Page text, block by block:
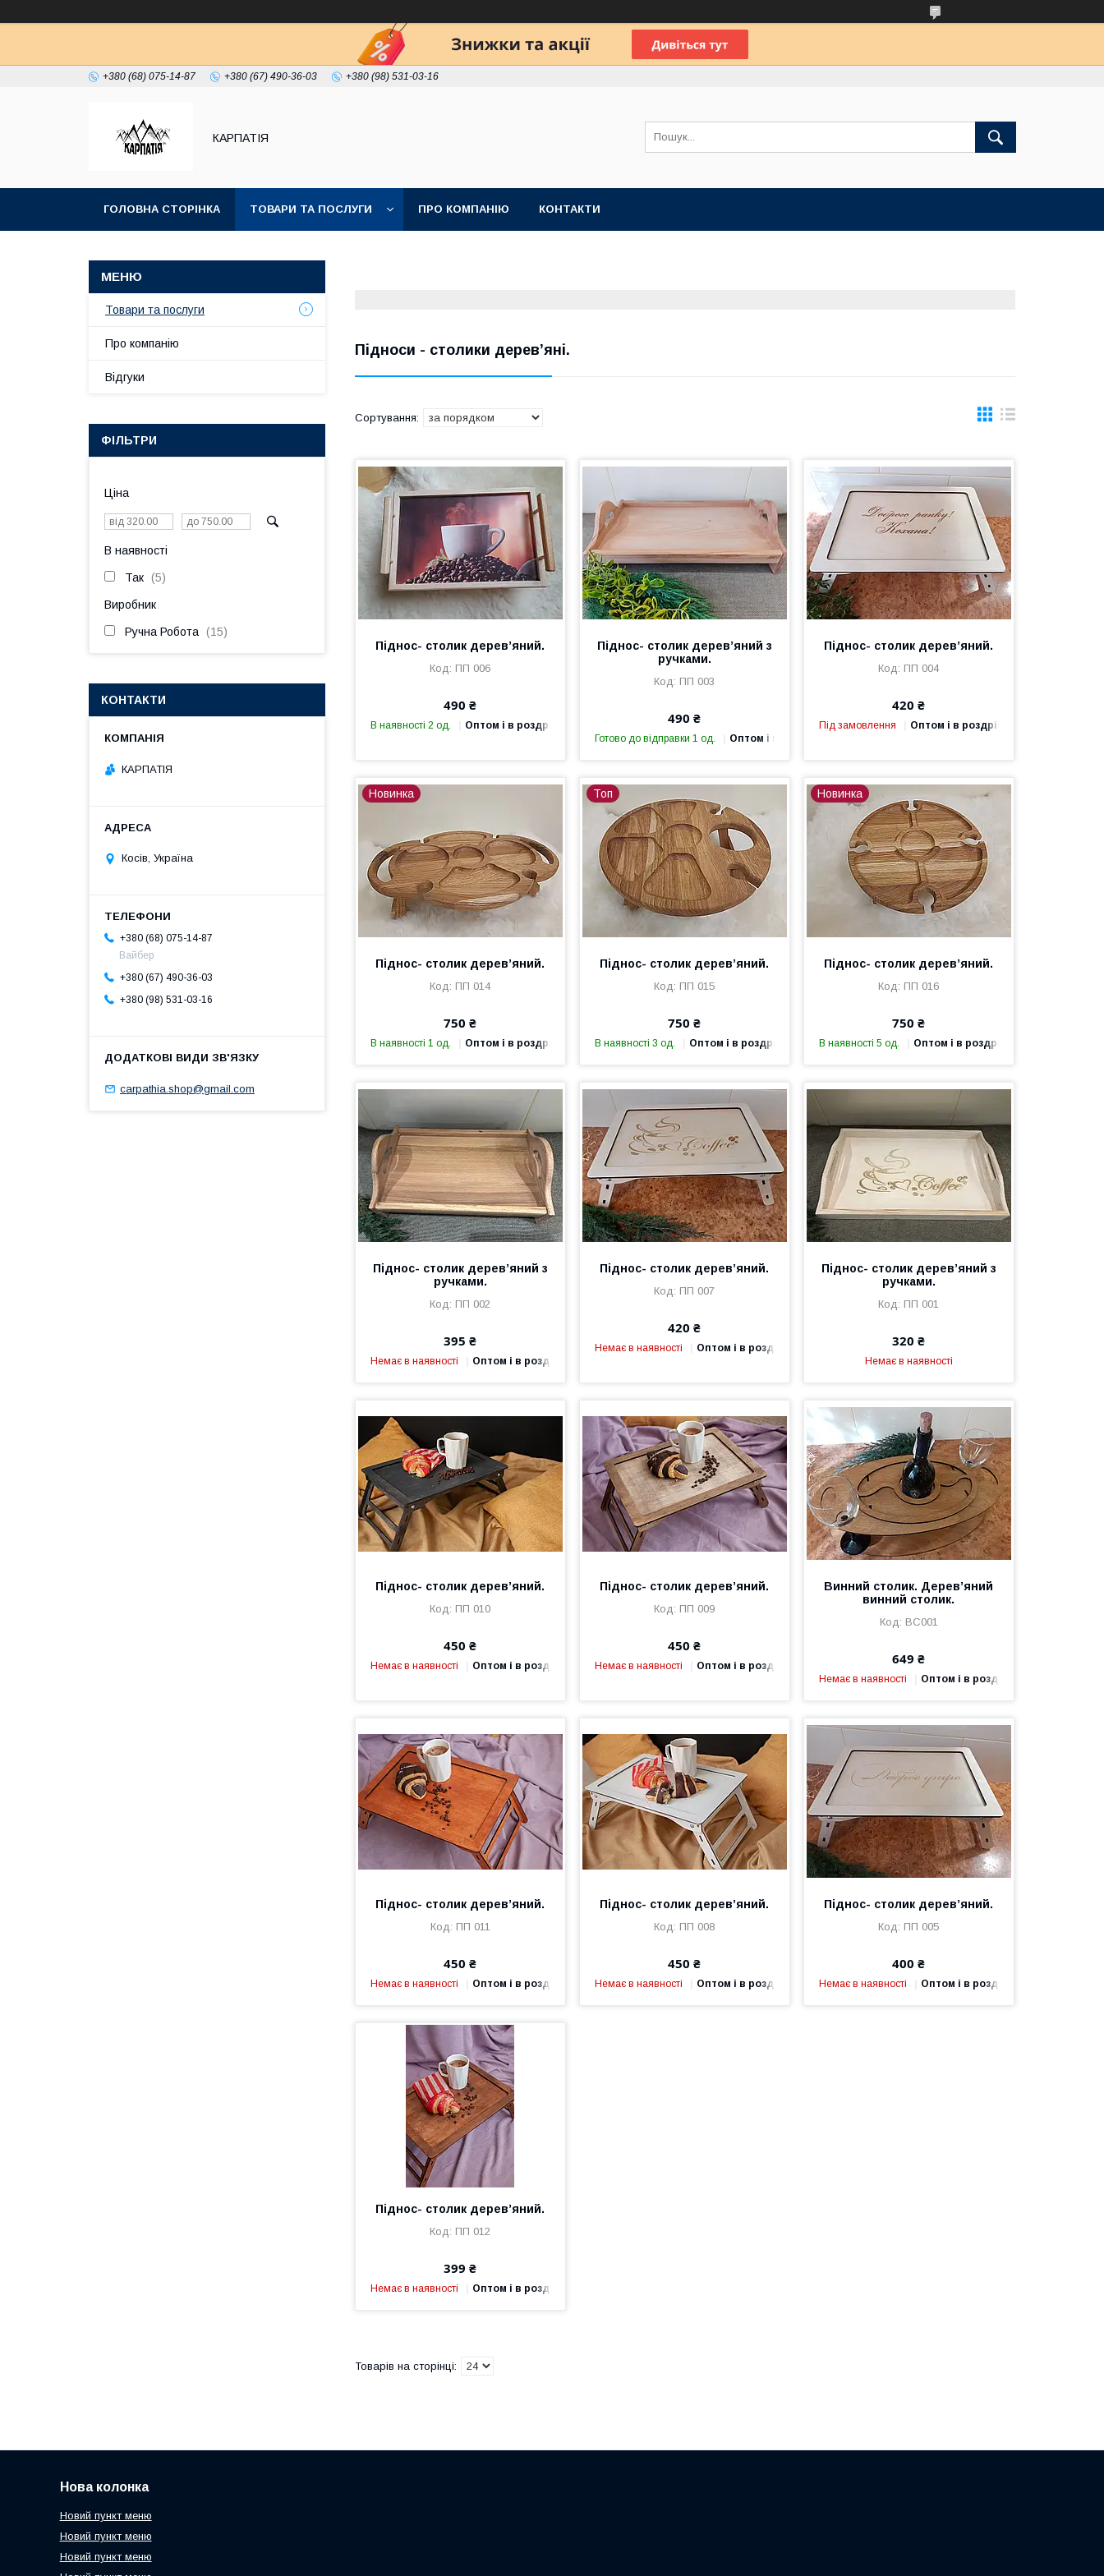
+380 (68) 075-14-87 +380 (67) 490-36-03 +380 (98) 531-03-16
КАРПАТІЯ
ГОЛОВНА СТОРІНКА ТОВАРИ ТА ПОСЛУГИ ПРО КОМПАНІЮ КОНТАКТИ
Підноси - столики дерев’яні.
Піднос- столик дерев’яний.
ПП 006
490 ₴
В наявності 2 од. Оптом і в роздріб
Піднос- столик дерев’яний з
ручками.
ПП 003
490 ₴
Готово до відправки 1 од. Оптом і в роздріб
Піднос- столик дерев’яний.
ПП 004
420 ₴
Під замовлення Оптом і в роздріб
Новинка
Піднос- столик дерев’яний.
ПП 014
750 ₴
В наявності 1 од. Оптом і в роздріб
Топ
Піднос- столик дерев’яний.
ПП 015
750 ₴
В наявності 3 од. Оптом і в роздріб
Новинка
Піднос- столик дерев’яний.
ПП 016
750 ₴
В наявності 5 од. Оптом і в роздріб
Піднос- столик дерев’яний з
ручками.
ПП 002
395 ₴
Немає в наявності Оптом і в роздріб
Піднос- столик дерев’яний.
ПП 007
420 ₴
Немає в наявності Оптом і в роздріб
Піднос- столик дерев’яний з
ручками.
ПП 001
320 ₴
Немає в наявності
Піднос- столик дерев’яний.
ПП 010
450 ₴
Немає в наявності Оптом і в роздріб
Піднос- столик дерев’яний.
ПП 009
450 ₴
Немає в наявності Оптом і в роздріб
Винний столик. Дерев’яний
винний столик.
ВС001
649 ₴
Немає в наявності Оптом і в роздріб
Піднос- столик дерев’яний.
ПП 011
450 ₴
Немає в наявності Оптом і в роздріб
Піднос- столик дерев’яний.
ПП 008
450 ₴
Немає в наявності Оптом і в роздріб
Піднос- столик дерев’яний.
ПП 005
400 ₴
Немає в наявності Оптом і в роздріб
Піднос- столик дерев’яний.
ПП 012
399 ₴
Немає в наявності Оптом і в роздріб
Товари та послуги
Про компанію
Відгуки
ФІЛЬТРИ
Ціна
В наявності
Так 5
Виробник
Ручна Робота 15
КОНТАКТИ
КАРПАТІЯ
Косів, Україна
+380 (68) 075-14-87
Вайбер
+380 (67) 490-36-03
+380 (98) 531-03-16
carpathia.shop@gmail.com
Нова колонка
Новий пункт меню
Новий пункт меню
Новий пункт меню